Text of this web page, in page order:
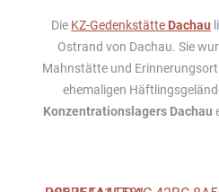
Die KZ-Gedenkstätte Dachau
Ostrand von Dachau. Sie
Mahnstätte und
ehemaligen
Konzentrationslagers Dachau